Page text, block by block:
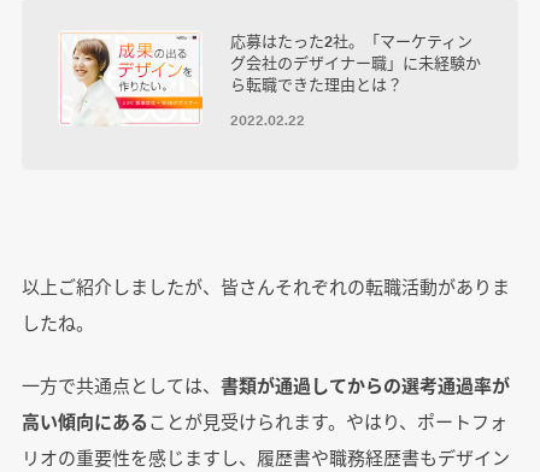
応募はたった2社。「マーケティン
グ会社のデザイナー職」に未経験か
ら転職できた理由とは？
2022.02.22
以上ご紹介しましたが、皆さんそれぞれの転職活動がありま
したね。
一方で共通点としては、 書類が通過してからの選考通過率が
高い傾向にあることが見受けられます。やはり、ポートフォ
リオの重要性を感じますし、履歴書や職務経歴書もデザイン